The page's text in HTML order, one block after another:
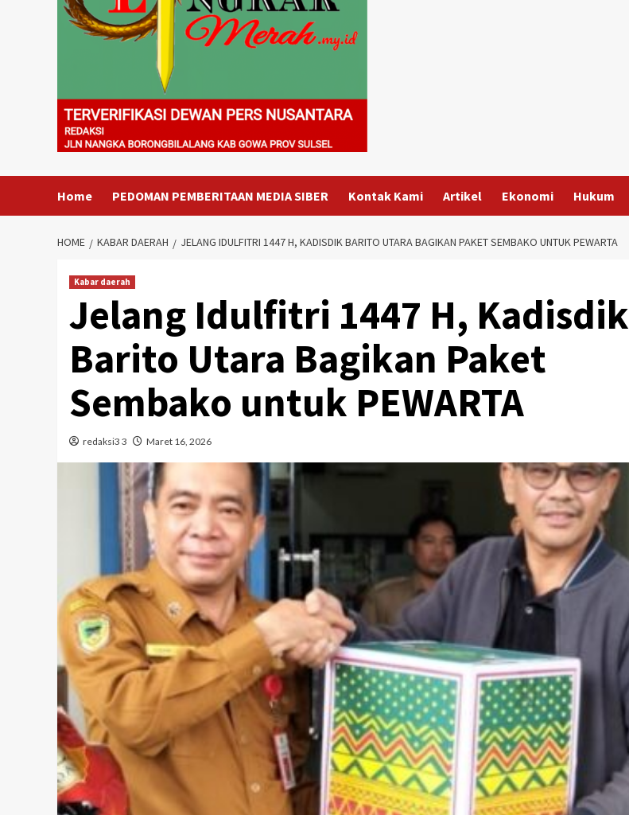
Home PEDOMAN PEMBERITAAN MEDIA SIBER Kontak Kami Artikel Ekonomi Hukum
HOME KABAR DAERAH JELANG IDULFITRI 1447 H, KADISDIK BARITO UTARA BAGIKAN PAKET SEMBAKO UNTUK PEWARTA
Kabar daerah
Jelang Idulfitri 1447 H, Kadisdik
Barito Utara Bagikan Paket
Sembako untuk PEWARTA
redaksi3 3 Maret 16, 2026